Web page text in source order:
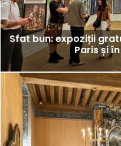
Sfat bun: expoziții
Paris și